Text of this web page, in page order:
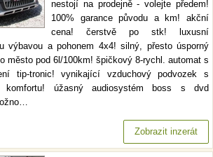
nestojí na prodejně - volejte předem!
100% garance původu a km! akční
cena! čerstvě po stk! luxusní
výbavou a pohonem 4x4! silný, přesto úsporný
město pod 6l/100km! špičkový 8-rychl. automat s
tip-tronic! vynikající vzduchový podvozek s
úžasný audiosystém boss s dvd
Zobrazit inzerát